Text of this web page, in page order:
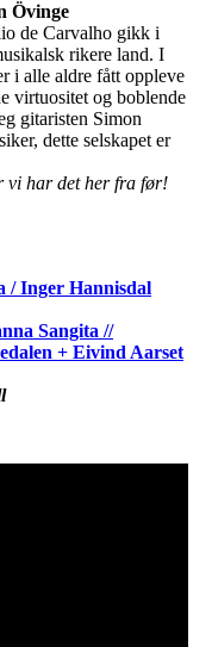
Övinge
de Carvalho gikk i
rikere land. I
i alle aldre fått oppleve
virtuositet og boblende
gitaristen Simon
dette selskapet er
vi har det her fra før!
/ Inger Hannisdal
Sangita //
+ Eivind Aarset